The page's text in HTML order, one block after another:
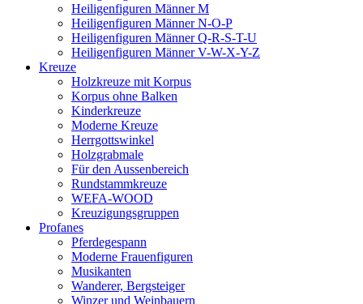
Heiligenfiguren Männer M
Heiligenfiguren Männer N-O-P
Heiligenfiguren Männer Q-R-S-T-U
Heiligenfiguren Männer V-W-X-Y-Z
Kreuze
Holzkreuze mit Korpus
Korpus ohne Balken
Kinderkreuze
Moderne Kreuze
Herrgottswinkel
Holzgrabmale
Für den Aussenbereich
Rundstammkreuze
WEFA-WOOD
Kreuzigungsgruppen
Profanes
Pferdegespann
Moderne Frauenfiguren
Musikanten
Wanderer, Bergsteiger
Winzer und Weinbauern